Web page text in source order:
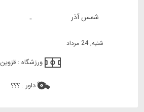
- شمس آذر
شنبه, 24 مرداد
ورزشگاه : قزوین
داور : ؟؟؟